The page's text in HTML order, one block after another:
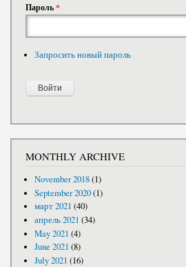
Пароль*
Запросить новый пароль
MONTHLY ARCHIVE
November 2018(1)
September 2020(1)
март 2021 (40)
апрель 2021 (34)
May 2021 (4)
June 2021 (8)
July 2021 (16)